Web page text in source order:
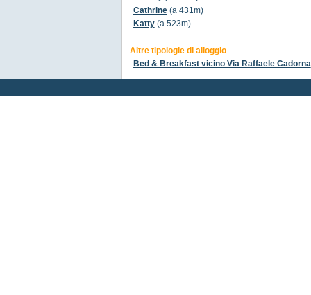
Cathrine(a 431m)
Katty(a 523m)
Altre tipologie di alloggio
Bed & Breakfast vicino Via Raffaele Cadorna